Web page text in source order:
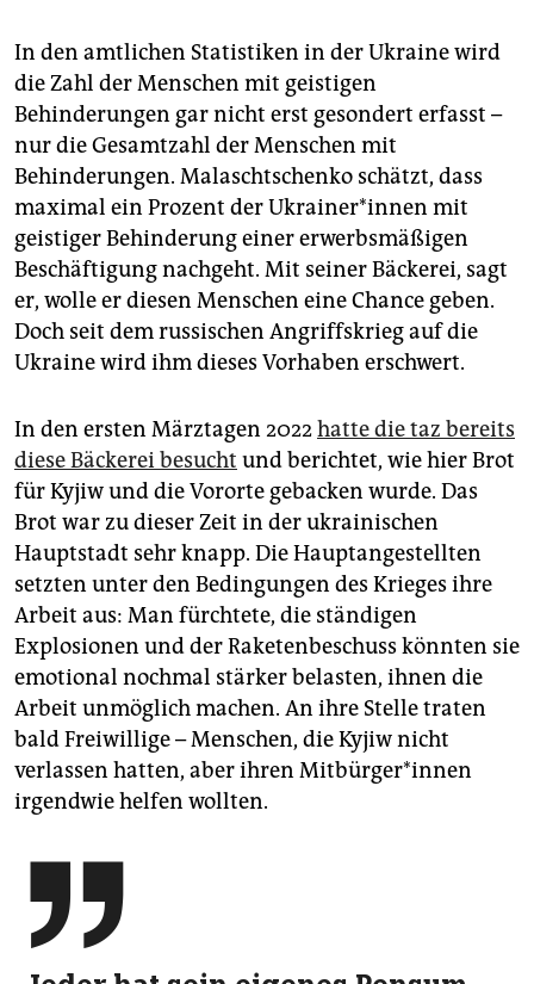
In den amtlichen Statistiken in der Ukraine wird
die Zahl der Menschen mit geistigen
Behinderungen gar nicht erst gesondert erfasst –
nur die Gesamtzahl der Menschen mit
Behinderungen. Malaschtschenko schätzt, dass
maximal ein Prozent der Ukrai­ne­r*in­nen mit
geistiger Behinderung einer erwerbsmäßigen
Beschäftigung nachgeht. Mit seiner Bäckerei, sagt
er, wolle er diesen Menschen eine Chance geben.
Doch seit dem russischen Angriffskrieg auf die
Ukraine wird ihm dieses Vorhaben erschwert.
In den ersten Märztagen 2022hatte die taz bereits
diese Bäckerei besucht und berichtet, wie hier Brot
für Kyjiw und die Vororte gebacken wurde. Das
Brot war zu dieser Zeit in der ukrainischen
Hauptstadt sehr knapp. Die Hauptangestellten
setzten unter den Bedingungen des Krieges ihre
Arbeit aus: Man fürchtete, die ständigen
Explosionen und der Raketenbeschuss könnten sie
emotional nochmal stärker belasten, ihnen die
Arbeit unmöglich machen. An ihre Stelle traten
bald Freiwillige – Menschen, die Kyjiw nicht
verlassen hatten, aber ihren Mit­bür­ge­r*in­nen
irgendwie helfen wollten.
